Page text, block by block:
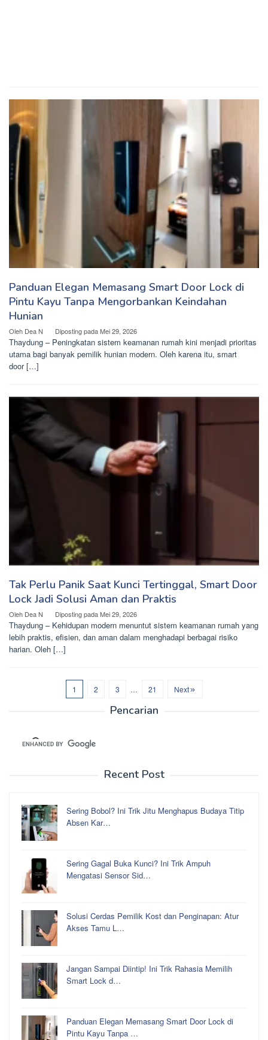
Panduan Elegan Memasang Smart Door Lock di
Pintu Kayu Tanpa Mengorbankan Keindahan
Hunian
Oleh Dea N Diposting padaMei 29, 2026
Thaydung – Peningkatan sistem keamanan rumah kini menjadi prioritas
utama bagi banyak pemilik hunian modern. Oleh karena itu, smart
door […]
Tak Perlu Panik Saat Kunci Tertinggal, Smart Door
Lock Jadi Solusi Aman dan Praktis
Oleh Dea N Diposting padaMei 29, 2026
Thaydung – Kehidupan modern menuntut sistem keamanan rumah yang
lebih praktis, efisien, dan aman dalam menghadapi berbagai risiko
harian. Oleh […]
1 2 3 … 21 Next
Pencarian
Recent Post
Sering Bobol? Ini Trik Jitu Menghapus Budaya Titip
Absen Kar…
Sering Gagal Buka Kunci? Ini Trik Ampuh
Mengatasi Sensor Sid…
Solusi Cerdas Pemilik Kost dan Penginapan: Atur
Akses Tamu L…
Jangan Sampai Diintip! Ini Trik Rahasia Memilih
Smart Lock d…
Panduan Elegan Memasang Smart Door Lock di
Pintu Kayu Tanpa …